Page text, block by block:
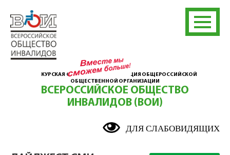
КУРСКАЯ ОБЛАСТНАЯ ОРГАНИЗАЦИЯ ОБЩЕРОССИЙСКОЙ
ОБЩЕСТВЕННОЙ ОРГАНИЗАЦИИ
ВСЕРОССИЙСКОЕ ОБЩЕСТВО
ИНВАЛИДОВ (ВОИ)
ДЛЯ СЛАБОВИДЯЩИХ